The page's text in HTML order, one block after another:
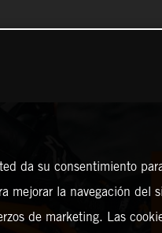
da su consentimiento
mejorar la navegación del
de marketing. Las